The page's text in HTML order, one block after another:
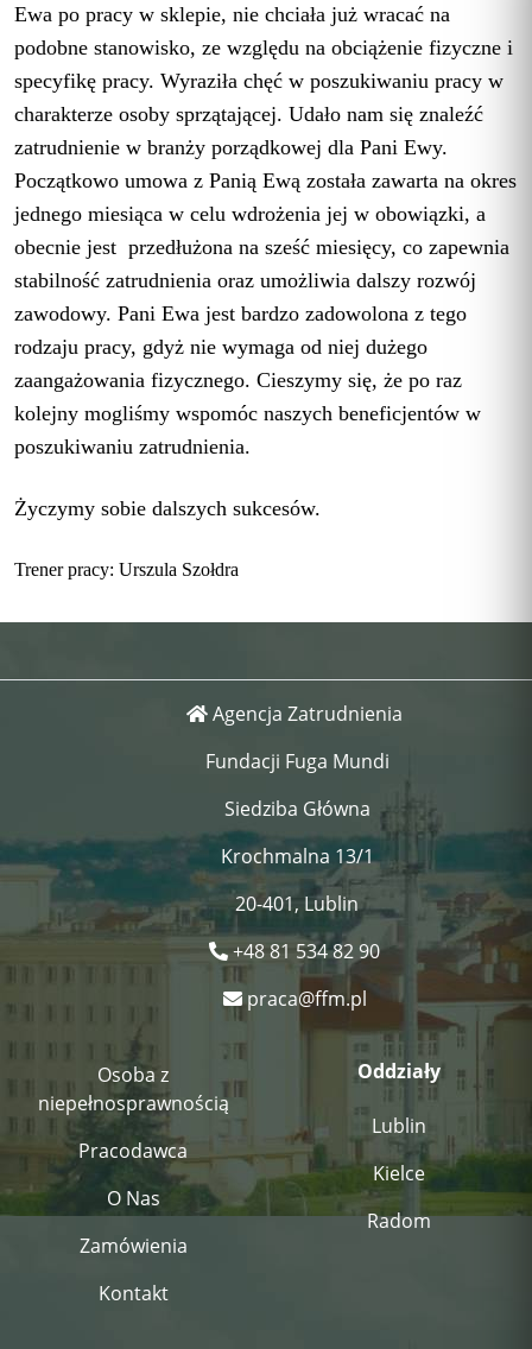
Ewa po pracy w sklepie, nie chciała już wracać na
podobne stanowisko, ze względu na obciążenie fizyczne i
specyfikę pracy. Wyraziła chęć w poszukiwaniu pracy w
charakterze osoby sprzątającej. Udało nam się znaleźć
zatrudnienie w branży porządkowej dla Pani Ewy.
Początkowo umowa z Panią Ewą została zawarta na okres
jednego miesiąca w celu wdrożenia jej w obowiązki, a
obecnie jest przedłużona na sześć miesięcy, co zapewnia
stabilność zatrudnienia oraz umożliwia dalszy rozwój
zawodowy. Pani Ewa jest bardzo zadowolona z tego
rodzaju pracy, gdyż nie wymaga od niej dużego
zaangażowania fizycznego. Cieszymy się, że po raz
kolejny mogliśmy wspomóc naszych beneficjentów w
poszukiwaniu zatrudnienia.
Życzymy sobie dalszych sukcesów.
Trener pracy: Urszula Szołdra
Agencja Zatrudnienia
Fundacji Fuga Mundi
Siedziba Główna
Krochmalna 13/1
20-401, Lublin
+48 81 534 82 90
praca@ffm.pl
Osoba z
niepełnosprawnością
Pracodawca
O Nas
Zamówienia
Kontakt
Oddziały
Lublin
Kielce
Radom